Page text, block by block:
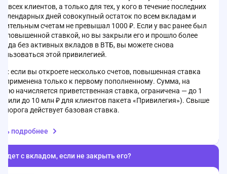
всех клиентов, а только для тех, у кого в течение последних
дней совокупный остаток по всем вкладам и
счетам не превышал 1000 ₽. Если у вас ранее был
с повышенной ставкой, но вы закрыли его и прошло более
без активных вкладов в ВТБ, вы можете снова
этой привилегией.
если вы откроете несколько счетов, повышенная ставка
применена только к первому пополненному. Сумма, на
начисляется приветственная ставка, ограничена — до 1
(или до 10 млн ₽ для клиентов пакета «Привилегия»). Свыше
порога действует базовая ставка.
стоит учитывать, что проценты начисляются только на
свыше 1000 ₽, даже если ставка действует с момента
Подробные условия актуальной ставки можно
на официальном сайте банка: vtb.ru или по телефону
линии 8 (800) 100-24-24.
подробнее
с вкладом, если не закрыть его?